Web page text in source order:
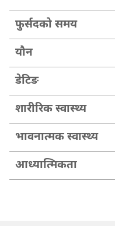
फुर्सदको समय
यौन
डेटिङ
शारीरिक स्वास्थ्य
भावनात्मक स्वास्थ्य
आध्यात्मिकता